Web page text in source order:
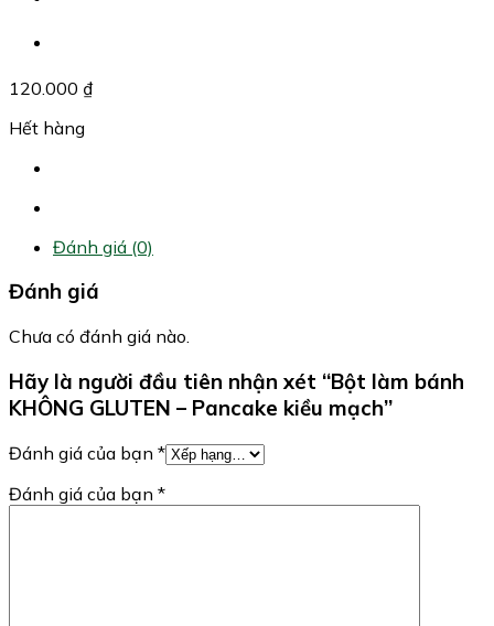
120.000 ₫
Hết hàng
Đánh giá (0)
Đánh giá
Chưa có đánh giá nào.
Hãy là người đầu tiên nhận xét “Bột làm bánh
KHÔNG GLUTEN – Pancake kiều mạch”
Đánh giá của bạn *
Đánh giá của bạn *